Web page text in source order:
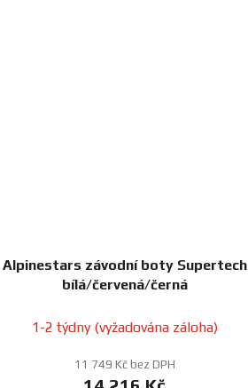
Alpinestars závodní boty Supertech
bílá/červená/černá
1-2 týdny (vyžadována záloha)
11 749 Kč bez DPH